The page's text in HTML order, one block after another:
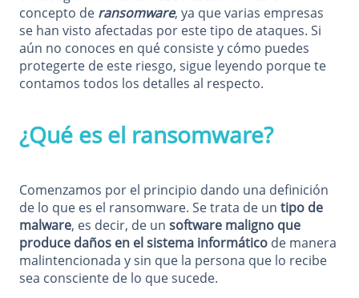
concepto de ransomware, ya que varias empresas
se han visto afectadas por este tipo de ataques. Si
aún no conoces en qué consiste y cómo puedes
protegerte de este riesgo, sigue leyendo porque te
contamos todos los detalles al respecto.
¿Qué es el ransomware?
Comenzamos por el principio dando una definición
de lo que es el ransomware. Se trata de un tipo de
malware, es decir, de un software maligno que
produce daños en el sistema informático de manera
malintencionada y sin que la persona que lo recibe
sea consciente de lo que sucede.